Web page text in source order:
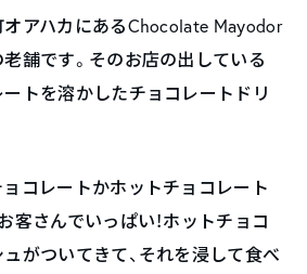
アハカにあるChocolate Mayodor
舗です。そのお店の出している
トを溶かしたチョコレートドリ
コレートかホットチョコレート
客さんでいっぱい！ホットチョコ
がついてきて、それを浸して食べ